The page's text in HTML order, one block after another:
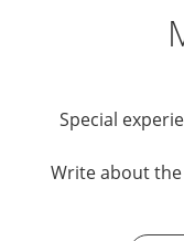
Special
Write about